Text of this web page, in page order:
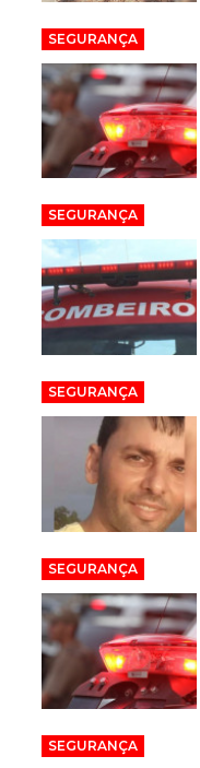
SEGURANÇA
SEGURANÇA
SEGURANÇA
SEGURANÇA
SEGURANÇA